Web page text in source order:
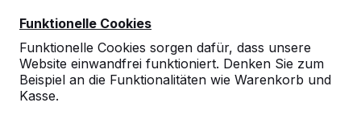
Funktionelle Cookies
Funktionelle Cookies sorgen dafür, dass unsere
Website einwandfrei funktioniert. Denken Sie zum
Beispiel an die Funktionalitäten wie Warenkorb und
Kasse.